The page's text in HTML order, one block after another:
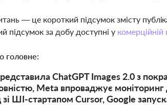
— це короткий підсумок змісту
підсумок за добу доступні у
головне:
ChatGPT Images 2.0 з
Meta впроваджує моніторинг
ШІ-стартапом Cursor, Google